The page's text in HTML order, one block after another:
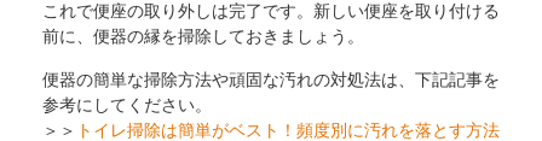
これで便座の取り外しは完了です。新しい便座を取り付ける
前に、便器の縁を掃除しておきましょう。
便器の簡単な掃除方法や頑固な汚れの対処法は、下記記事を
参考にしてください。
＞＞ トイレ掃除は簡単がベスト！頻度別に汚れを落とす方法